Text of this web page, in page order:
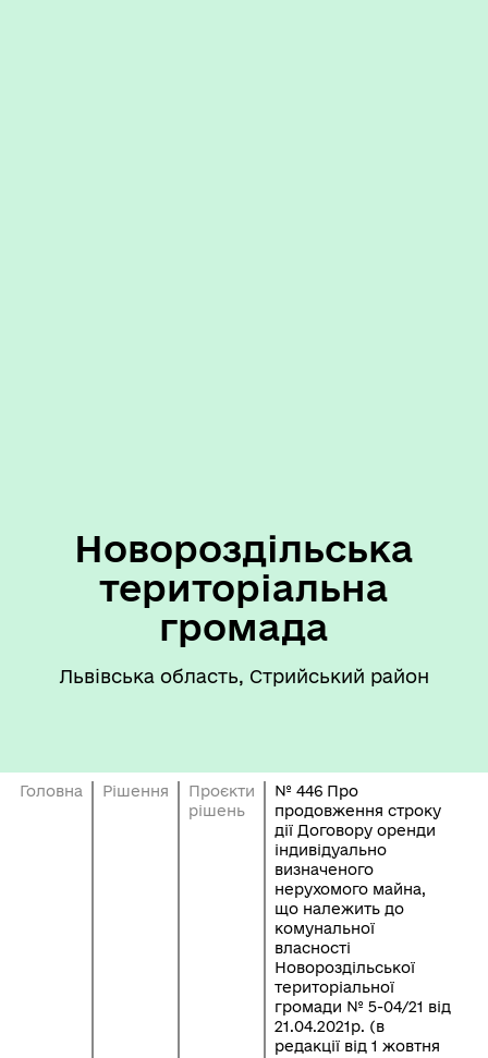
Новороздільська
територіальна
громада
Львівська область, Стрийський район
Головна Рішення
Проєкти
рішень
№ 446 Про
продовження строку
дії Договору оренди
індивідуально
визначеного
нерухомого майна,
що належить до
комунальної
власності
Новороздільської
територіальної
громади № 5-04/21 від
21.04.2021р. (в
редакції від 1 жовтня